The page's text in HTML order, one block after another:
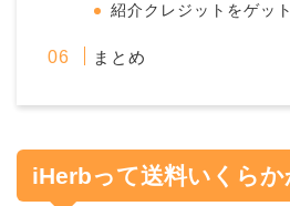
紹介クレジットをゲッ
まとめ
iHerbって送料いくらか